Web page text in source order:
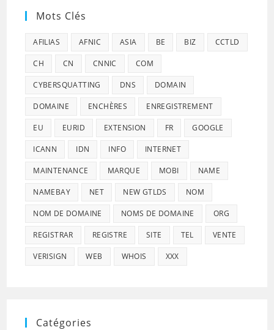
Mots Clés
AFILIAS AFNIC ASIA BE BIZ CCTLD
CH CN CNNIC COM
CYBERSQUATTING DNS DOMAIN
DOMAINE ENCHÈRES ENREGISTREMENT
EU EURID EXTENSION FR GOOGLE
ICANN IDN INFO INTERNET
MAINTENANCE MARQUE MOBI NAME
NAMEBAY NET NEW GTLDS NOM
NOM DE DOMAINE NOMS DE DOMAINE ORG
REGISTRAR REGISTRE SITE TEL VENTE
VERISIGN WEB WHOIS XXX
Catégories